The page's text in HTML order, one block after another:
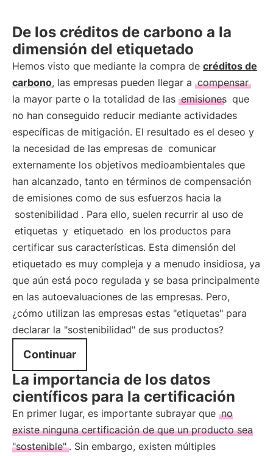
De los créditos de carbono a la
dimensión del etiquetado
Hemos visto que mediante la compra de créditos de
carbono, las empresas pueden llegar a compensar
la mayor parte o la totalidad de las emisiones que
no han conseguido reducir mediante actividades
específicas de mitigación. El resultado es el deseo y
la necesidad de las empresas de comunicar
externamente los objetivos medioambientales que
han alcanzado, tanto en términos de compensación
de emisiones como de sus esfuerzos hacia la
sostenibilidad . Para ello, suelen recurrir al uso de
etiquetas y etiquetado en los productos para
certificar sus características. Esta dimensión del
etiquetado es muy compleja y a menudo insidiosa, ya
que aún está poco regulada y se basa principalmente
en las autoevaluaciones de las empresas. Pero,
¿cómo utilizan las empresas estas "etiquetas" para
declarar la "sostenibilidad" de sus productos?
Continuar
La importancia de los datos
científicos para la certificación
En primer lugar, es importante subrayar que no
existe ninguna certificación de que un producto sea
"sostenible" . Sin embargo, existen múltiples